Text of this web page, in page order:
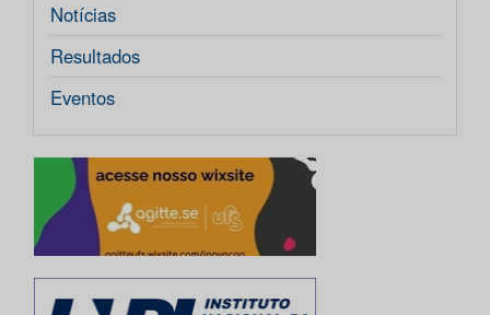
Notícias
Resultados
Eventos